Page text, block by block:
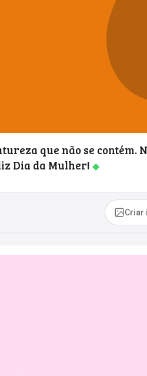
que não se contém.
Dia da Mulher! ◆
Criar